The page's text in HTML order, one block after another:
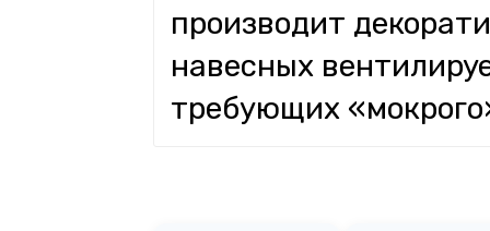
производит
навесных
требующих